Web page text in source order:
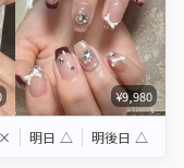
¥9,980
× 明日 △ 明後日 △